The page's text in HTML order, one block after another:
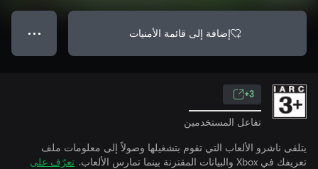
إضافة إلى قائمة الأمنيات ● ● ●
3+
تفاعل المستخدمين
يتلقى ناشرو الألعاب التي تقوم بتشغيلها وصولاً إلى معلومات ملف
تعريفك في Xbox والبيانات المقترنة بينما تمارس الألعاب.
تعرّف على